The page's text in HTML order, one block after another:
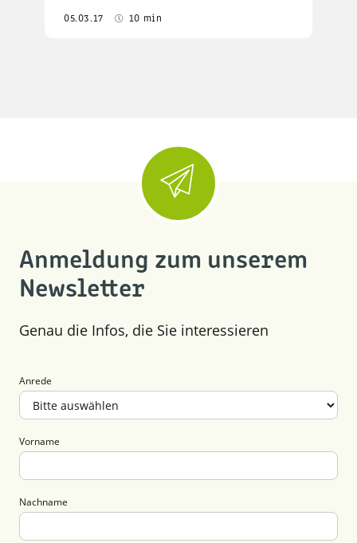
05.03.17 10 min
Anmeldung zum unserem
Newsletter
Genau die Infos, die Sie interessieren
Anrede
Vorname
Nachname